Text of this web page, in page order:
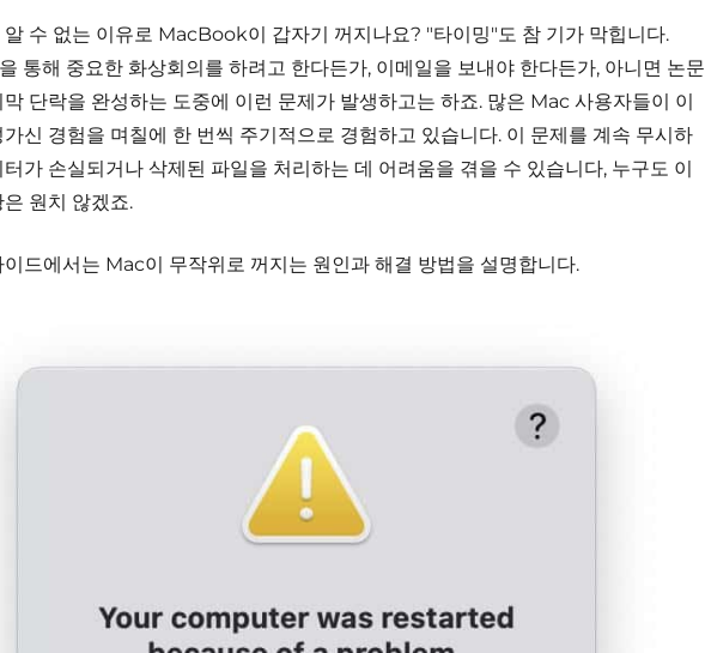
알 수 없는 이유로 MacBook이 갑자기 꺼지나요? "타이밍"도 참 기가 막힙니다.
통해 중요한 화상회의를 하려고 한다든가, 이메일을 보내야 한다든가, 아니면 논문
막 단락을 완성하는 도중에 이런 문제가 발생하고는 하죠. 많은 Mac 사용자들이 이
가신 경험을 며칠에 한 번씩 주기적으로 경험하고 있습니다. 이 문제를 계속 무시하
터가 손실되거나 삭제된 파일을 처리하는 데 어려움을 겪을 수 있습니다, 누구도 이
은 원치 않겠죠.
이드에서는 Mac이 무작위로 꺼지는 원인과 해결 방법을 설명합니다.